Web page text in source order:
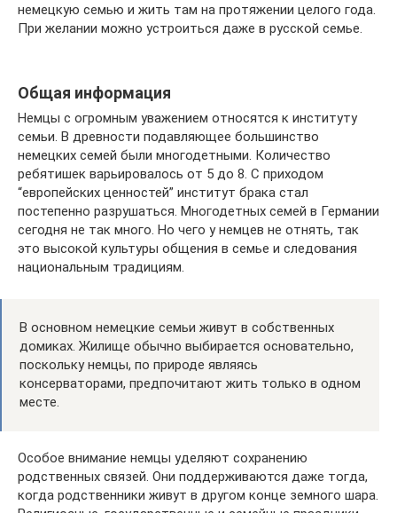
немецкую семью и жить там на протяжении целого года.
При желании можно устроиться даже в русской семье.
Общая информация
Немцы с огромным уважением относятся к институту
семьи. В древности подавляющее большинство
немецких семей были многодетными. Количество
ребятишек варьировалось от 5 до 8. С приходом
“европейских ценностей” институт брака стал
постепенно разрушаться. Многодетных семей в Германии
сегодня не так много. Но чего у немцев не отнять, так
это высокой культуры общения в семье и следования
национальным традициям.
В основном немецкие семьи живут в собственных
домиках. Жилище обычно выбирается основательно,
поскольку немцы, по природе являясь
консерваторами, предпочитают жить только в одном
месте.
Особое внимание немцы уделяют сохранению
родственных связей. Они поддерживаются даже тогда,
когда родственники живут в другом конце земного шара.